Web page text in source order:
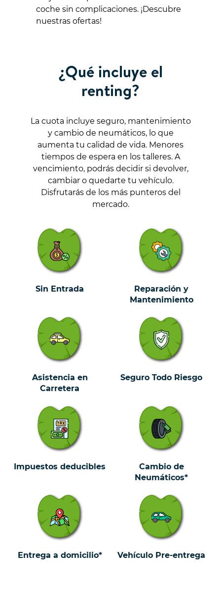
coche sin complicaciones. ¡Descubre
nuestras ofertas!
¿Qué incluye el
renting?
La cuota incluye seguro, mantenimiento
y cambio de neumáticos, lo que
aumenta tu calidad de vida. Menores
tiempos de espera en los talleres. A
vencimiento, podrás decidir si devolver,
cambiar o quedarte tu vehículo.
Disfrutarás de los más punteros del
mercado.
Sin Entrada
Reparación y
Mantenimiento
Asistencia en
Carretera
Seguro Todo Riesgo
Impuestos deducibles
Cambio de
Neumáticos*
Entrega a domicilio* Vehículo Pre-entrega